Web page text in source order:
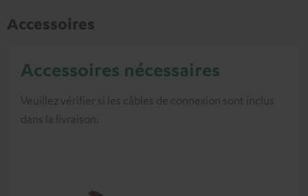
Accessoires
Accessoires nécessaires
Veuillez vérifier si les câbles de connexion sont inclus
dans la livraison.